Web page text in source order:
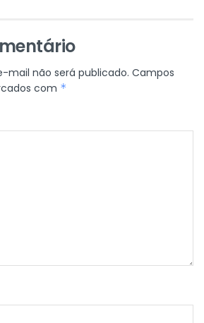
mail não será publicado. Campos
com *